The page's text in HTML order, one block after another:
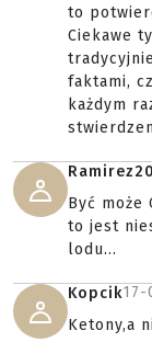
to
Ciekawe
faktami,
każdym
Być może
to jest
lodu...
Kopcik17-
Ketony,a